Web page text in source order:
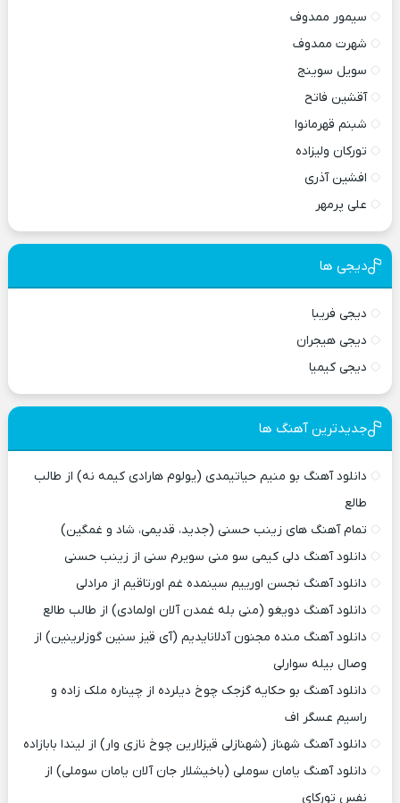
سیمور ممدوف
شهرت ممدوف
سویل سوینج
آقشین فاتح
شبنم قهرمانوا
تورکان ولیزاده
افشین آذری
علی پرمهر
دیجی ها
دیجی فریبا
دیجی هیجران
دیجی کیمیا
جدیدترین آهنگ ها
دانلود آهنگ بو منیم حیاتیمدی (یولوم هارادی کیمه نه) از طالب
طالع
تمام آهنگ های زینب حسنی (جدید، قدیمی، شاد و غمگین)
دانلود آهنگ دلی کیمی سو منی سویرم سنی از زینب حسنی
دانلود آهنگ نجسن اورییم سینمده غم اورتاقیم از مرادلی
دانلود آهنگ دویغو (منی بله غمدن آلان اولمادی) از طالب طالع
دانلود آهنگ منده مجنون آدلانایدیم (آی قیز سنین گوزلرینین) از
وصال بیله سوارلی
دانلود آهنگ بو حکایه گزجک چوخ دیلرده از چیناره ملک زاده و
راسیم عسگر اف
دانلود آهنگ شهناز (شهنازلی قیزلارین چوخ نازی وار) از لیندا بابازاده
دانلود آهنگ یامان سوملی (باخیشلار جان آلان یامان سوملی) از
نفس تورکای